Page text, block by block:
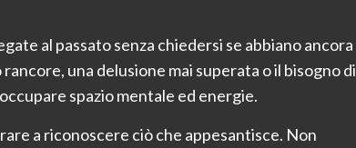
al passato senza chiedersi se abbiano ancora
una delusione mai superata o il bisogno di
spazio mentale ed energie.
a riconoscere ciò che appesantisce. Non